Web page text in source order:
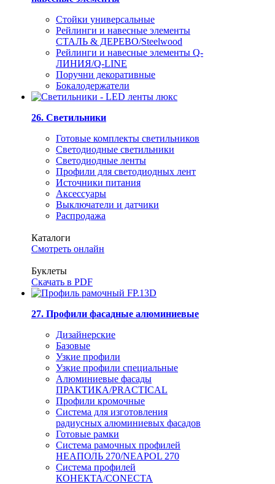
Стойки универсальные
Рейлинги и навесные элементы
СТАЛЬ & ДЕРЕВО/Steelwood
Рейлинги и навесные элементы Q-
ЛИНИЯ/Q-LINE
Поручни декоративные
Бокалодержатели
26. Светильники
Готовые комплекты светильников
Светодиодные светильники
Светодиодные ленты
Профили для светодиодных лент
Источники питания
Аксессуары
Выключатели и датчики
Распродажа
Каталоги
Смотреть онлайн
Буклеты
Скачать в PDF
27. Профили фасадные алюминиевые
Дизайнерские
Базовые
Узкие профили
Узкие профили специальные
Алюминиевые фасады
ПРАКТИКА/PRACTICAL
Профили кромочные
Система для изготовления
радиусных алюминиевых фасадов
Готовые рамки
Система рамочных профилей
НЕАПОЛЬ 270/NEAPOL 270
Система профилей
КОНЕКТА/CONECTA